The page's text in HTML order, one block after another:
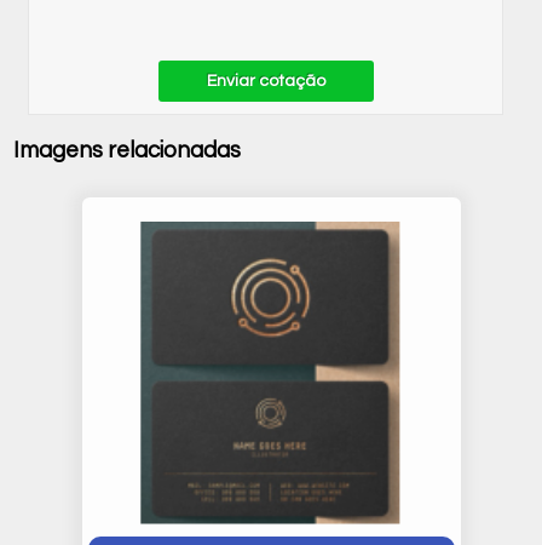
Enviar cotação
Imagens relacionadas